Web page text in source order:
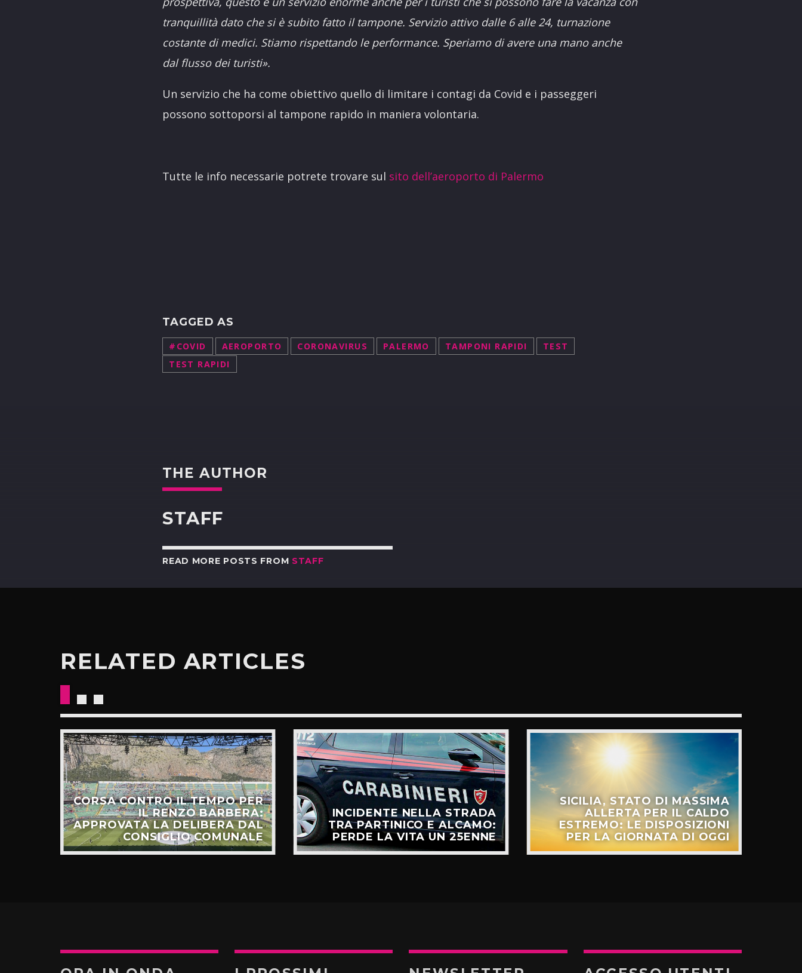
tranquillità dato che si è subito fatto il tampone. Servizio attivo dalle 6 alle 24, turnazione
costante di medici. Stiamo rispettando le performance. Speriamo di avere una mano anche
dal flusso dei turisti».
Un servizio che ha come obiettivo quello di limitare i contagi da Covid e i passeggeri
possono sottoporsi al tampone rapido in maniera volontaria.
Tutte le info necessarie potrete trovare sul sito dell’aeroporto di Palermo
TAGGED AS
#COVID AEROPORTO CORONAVIRUS PALERMO TAMPONI RAPIDI
TEST
TEST RAPIDI
THE AUTHOR
STAFF
READ MORE POSTS FROM STAFF
RELATED ARTICLES
CORSA CONTRO IL TEMPO PER
IL RENZO BARBERA:
APPROVATA LA DELIBERA DAL
CONSIGLIO COMUNALE
INCIDENTE NELLA STRADA
TRA PARTINICO E ALCAMO:
PERDE LA VITA UN 25ENNE
SICILIA, STATO DI MASSIMA
ALLERTA PER IL CALDO
ESTREMO: LE DISPOSIZIONI
PER LA GIORNATA DI OGGI